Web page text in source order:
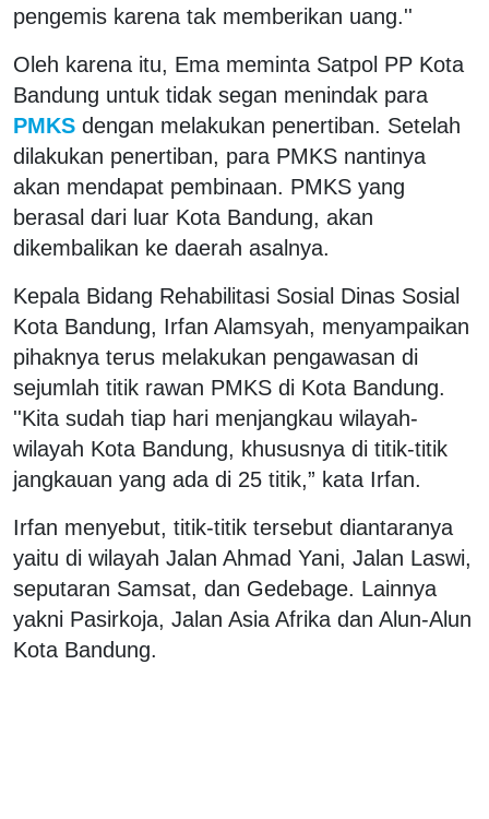
pengemis karena tak memberikan uang.''
Oleh karena itu, Ema meminta Satpol PP Kota
Bandung untuk tidak segan menindak para
PMKS dengan melakukan penertiban. Setelah
dilakukan penertiban, para PMKS nantinya
akan mendapat pembinaan. PMKS yang
berasal dari luar Kota Bandung, akan
dikembalikan ke daerah asalnya.
Kepala Bidang Rehabilitasi Sosial Dinas Sosial
Kota Bandung, Irfan Alamsyah, menyampaikan
pihaknya terus melakukan pengawasan di
sejumlah titik rawan PMKS di Kota Bandung.
''Kita sudah tiap hari menjangkau wilayah-
wilayah Kota Bandung, khususnya di titik-titik
jangkauan yang ada di 25 titik,” kata Irfan.
Irfan menyebut, titik-titik tersebut diantaranya
yaitu di wilayah Jalan Ahmad Yani, Jalan Laswi,
seputaran Samsat, dan Gedebage. Lainnya
yakni Pasirkoja, Jalan Asia Afrika dan Alun-Alun
Kota Bandung.